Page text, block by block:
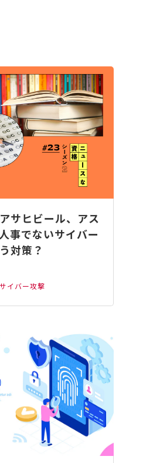
アサヒビール、アス
事でないサイバー
対策？
イバー攻撃